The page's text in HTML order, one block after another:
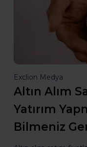
Exclion Medya
Altın Alım
Yatırım
Bilmeniz